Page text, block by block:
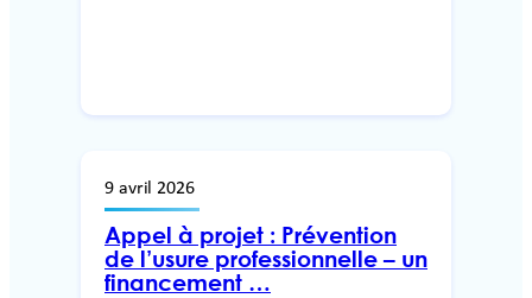
9 avril 2026
Appel à projet : Prévention
de l’usure professionnelle – un
financement …